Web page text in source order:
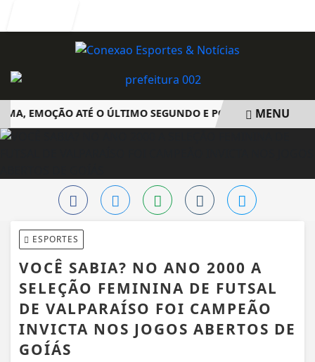
EMOÇÃO ATÉ O ÚLTIMO SEGUNDO E POLÊMICA. BIG
MENU
ESPORTES
VOCÊ SABIA? NO ANO 2000 A
SELEÇÃO FEMININA DE FUTSAL
DE VALPARAÍSO FOI CAMPEÃO
INVICTA NOS JOGOS ABERTOS DE
GOÍÁS